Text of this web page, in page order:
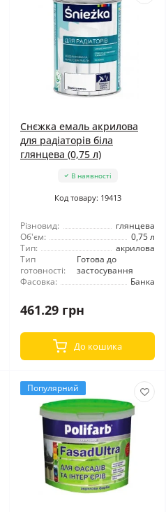
Снєжка емаль акрилова
для радіаторів біла
глянцева (0,75 л)
В наявності
Код товару: 19413
Різновид:
глянцева
Об'єм:
0,75 л
Тип:
акрилова
Тип
готовності:
Готова до
застосування
Фасовка:
Банка
461.29 грн
До кошика
Популярний